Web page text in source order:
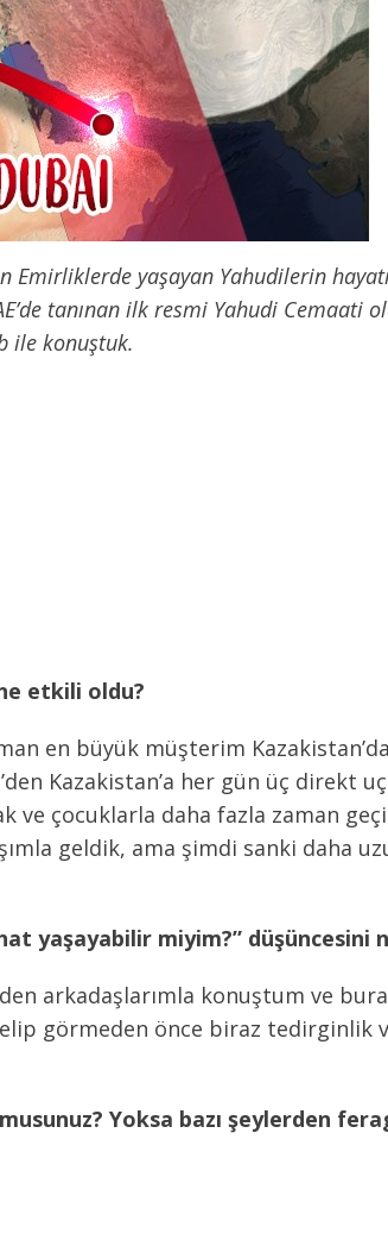
yaşayan Yahudilerin
tanınan ilk resmi Yahudi Cemaati
ile konuştuk.
etkili oldu?
en büyük müşterim
Kazakistan’a her gün üç direkt
ve çocuklarla daha fazla zaman
geldik, ama şimdi sanki daha
yaşayabilir miyim?” düşüncesini
arkadaşlarımla konuştum ve
görmeden önce biraz tedirginlik
Yoksa bazı şeylerden